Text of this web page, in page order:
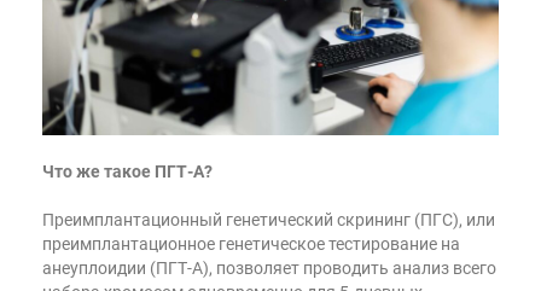
Что же такое ПГТ-А?
Преимплантационный генетический скрининг (ПГС), или
преимплантационное генетическое тестирование на
анеуплоидии (ПГТ-А), позволяет проводить анализ всего